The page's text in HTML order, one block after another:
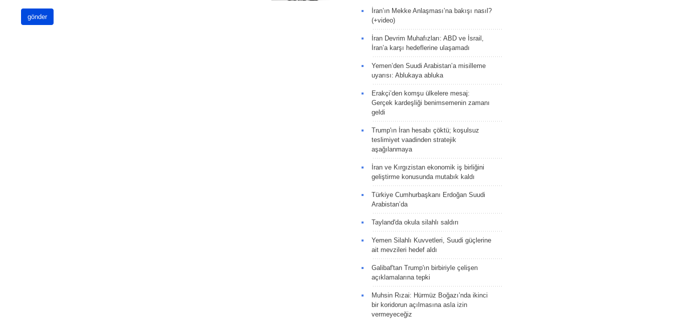
gönder
İran’ın Mekke Anlaşması’na bakışı nasıl?
(+video)
İran Devrim Muhafızları: ABD ve İsrail,
İran’a karşı hedeflerine ulaşamadı
Yemen’den Suudi Arabistan’a misilleme
uyarısı: Ablukaya abluka
Erakçi’den komşu ülkelere mesaj:
Gerçek kardeşliği benimsemenin zamanı
geldi
Trump'ın İran hesabı çöktü; koşulsuz
teslimiyet vaadinden stratejik
aşağılanmaya
İran ve Kırgızistan ekonomik iş birliğini
geliştirme konusunda mutabık kaldı
Türkiye Cumhurbaşkanı Erdoğan Suudi
Arabistan’da
Tayland'da okula silahlı saldırı
Yemen Silahlı Kuvvetleri, Suudi güçlerine
ait mevzileri hedef aldı
Galibaf'tan Trump'ın birbiriyle çelişen
açıklamalarına tepki
Muhsin Rızai: Hürmüz Boğazı’nda ikinci
bir koridorun açılmasına asla izin
vermeyeceğiz